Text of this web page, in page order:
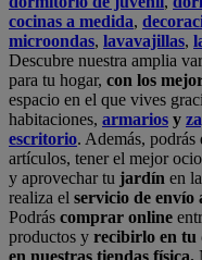
cocinas a medida,
microondas, lavavajillas,
Descubre nuestra amplia
para tu hogar, con los
espacio en el que vives
habitaciones, armarios y
escritorio. Además,
artículos, tener el mejor
y aprovechar tu jardín en
realiza el servicio de envío
Podrás comprar online
productos y recibirlo en tu
en nuestras tiendas física.